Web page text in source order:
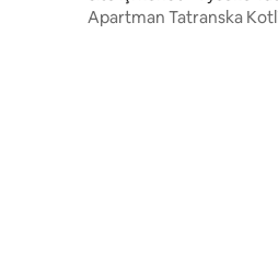
Apartman Tatranska